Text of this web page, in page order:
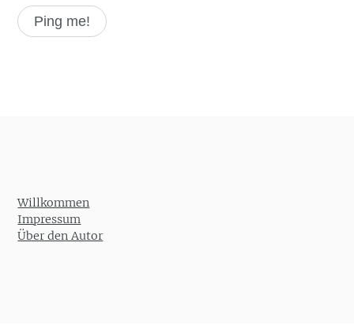
Willkommen
Impressum
Über den Autor